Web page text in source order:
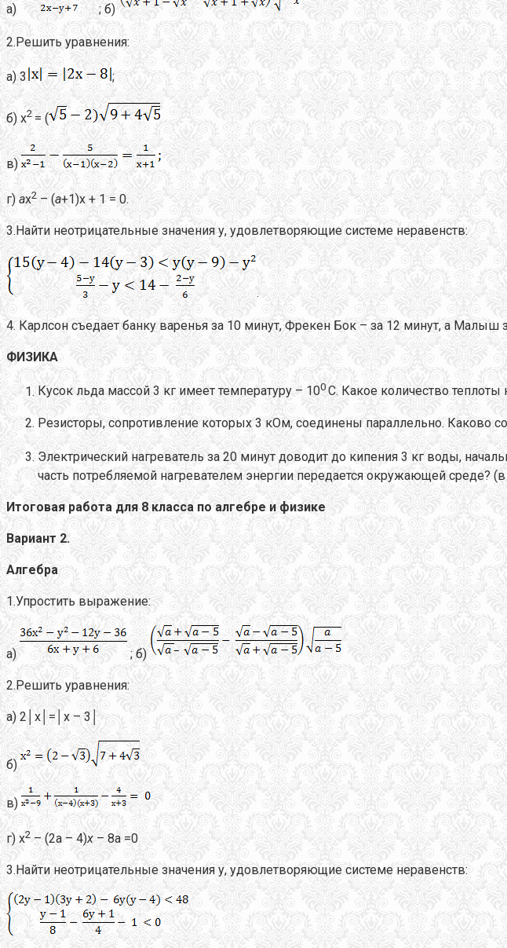
а) ; б)
2.Решить уравнения:
а) 3 ;
б) х2 = (
в)
г) ах2 – (а+1)х + 1 = 0.
3.Найти неотрицательные значения у, удовлетворяющие системе неравенств:
.
4. Карлсон съедает банку варенья за 10 минут, Фрекен Бок – за 12 минут, а
ФИЗИКА
Кусок льда массой 3 кг имеет температуру – 100 С. Какое количество
Резисторы, сопротивление которых 3 кОм, соединены параллельно. Каково
Электрический нагреватель за 20 минут доводит до кипения 3 кг воды,
часть потребляемой нагревателем энергии передается окружающей среде? (в
Итоговая работа для 8 класса по алгебре и физике
Вариант 2.
Алгебра
1.Упростить выражение:
а) ; б)
2.Решить уравнения:
а) 2│х│=│х – 3│
б)
в)
г) х2 – (2а – 4)х – 8а =0
3.Найти неотрицательные значения у, удовлетворяющие системе неравенств: